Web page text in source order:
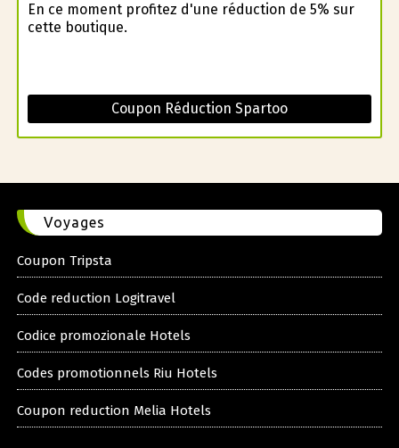
En ce moment profitez d'une réduction de 5% sur
cette boutique.
Coupon Réduction Spartoo
Voyages
Coupon Tripsta
Code reduction Logitravel
Codice promozionale Hotels
Codes promotionnels Riu Hotels
Coupon reduction Melia Hotels